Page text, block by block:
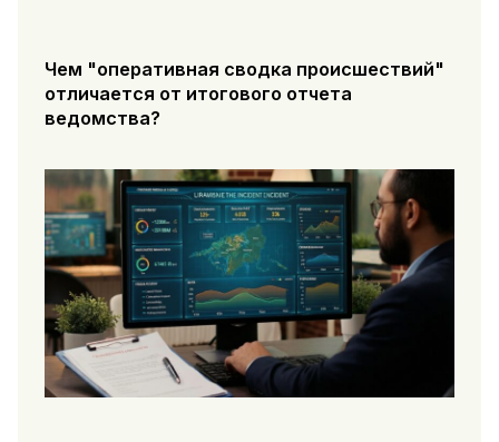
Чем "оперативная сводка происшествий"
отличается от итогового отчета
ведомства?